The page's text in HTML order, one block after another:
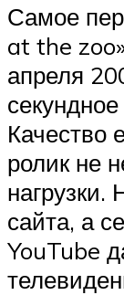
Самое
at the
апреля
Качество
ролик не
нагрузки.
сайта, а
YouTube